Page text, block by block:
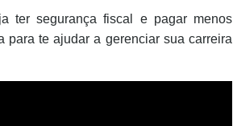
ter segurança fiscal e pagar menos
para te ajudar a gerenciar sua carreira